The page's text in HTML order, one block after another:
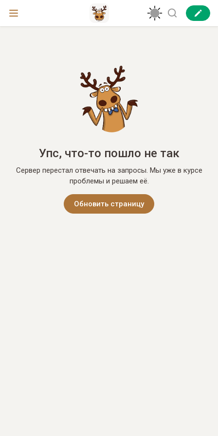
Упс, что-то пошло не так
Сервер перестал отвечать на запросы. Мы уже в курсе
проблемы и решаем её.
Обновить страницу